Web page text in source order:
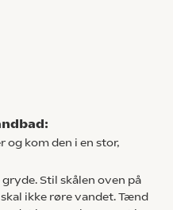
kom den i en stor,
Stil skålen oven på
ikke røre vandet. Tænd